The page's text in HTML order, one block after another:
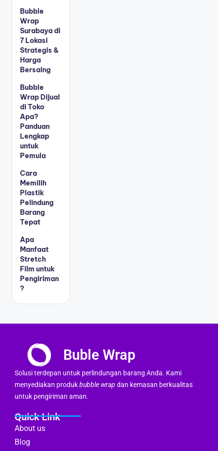
Bubble
Wrap
Surabaya di
7 Lokasi
Strategis &
Harga
Bersaing
Bubble
Wrap Dijual
di Toko
Apa?
Panduan
Lengkap
untuk
Pemula
Cara
Memilih
Plastik
Pelindung
Barang
Tepat
Apa
Manfaat
Stretch
Film untuk
Pengiriman
?
Buble Wrap
Solusi terdepan untuk perlindungan barang Anda. Kami
menyediakan produkbubble wrap dan kemasan berkualitas
untuk pengiriman aman.
Quick Link
About us
Blog